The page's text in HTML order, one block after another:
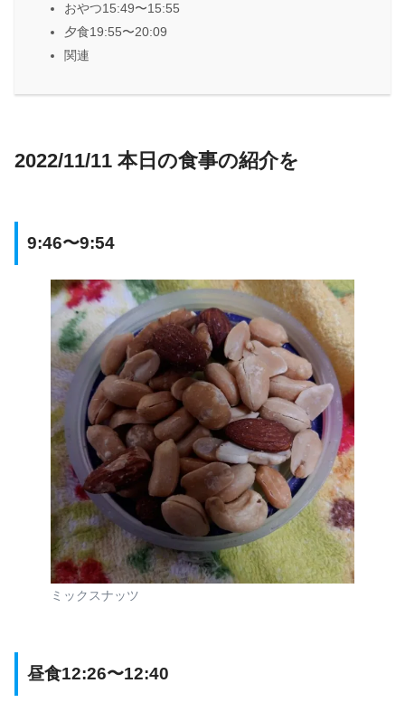
おやつ15:49〜15:55
夕食19:55〜20:09
関連
2022/11/11 本日の食事の紹介を
9:46〜9:54
ミックスナッツ
昼食12:26〜12:40